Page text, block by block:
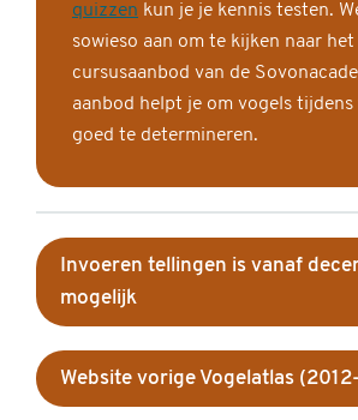
quizzen kun je je kennis testen.
sowieso aan om te kijken naar het
cursusaanbod van de
aanbod helpt je om vogels
goed te determineren.
Invoeren tellingen is vanaf
mogelijk
Website vorige Vogelatlas